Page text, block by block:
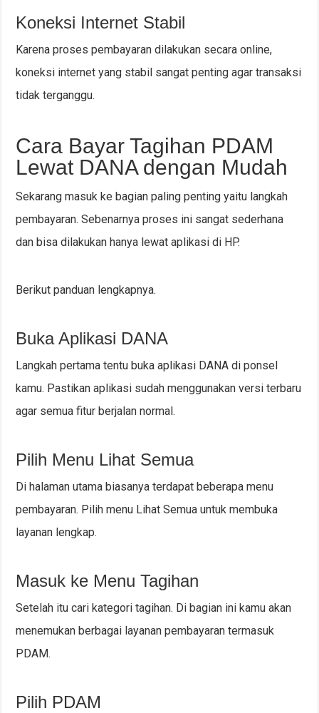
Koneksi Internet Stabil
Karena proses pembayaran dilakukan secara online,
koneksi internet yang stabil sangat penting agar transaksi
tidak terganggu.
Cara Bayar Tagihan PDAM
Lewat DANA dengan Mudah
Sekarang masuk ke bagian paling penting yaitu langkah
pembayaran. Sebenarnya proses ini sangat sederhana
dan bisa dilakukan hanya lewat aplikasi di HP.
Berikut panduan lengkapnya.
Buka Aplikasi DANA
Langkah pertama tentu buka aplikasi DANA di ponsel
kamu. Pastikan aplikasi sudah menggunakan versi terbaru
agar semua fitur berjalan normal.
Pilih Menu Lihat Semua
Di halaman utama biasanya terdapat beberapa menu
pembayaran. Pilih menu Lihat Semua untuk membuka
layanan lengkap.
Masuk ke Menu Tagihan
Setelah itu cari kategori tagihan. Di bagian ini kamu akan
menemukan berbagai layanan pembayaran termasuk
PDAM.
Pilih PDAM